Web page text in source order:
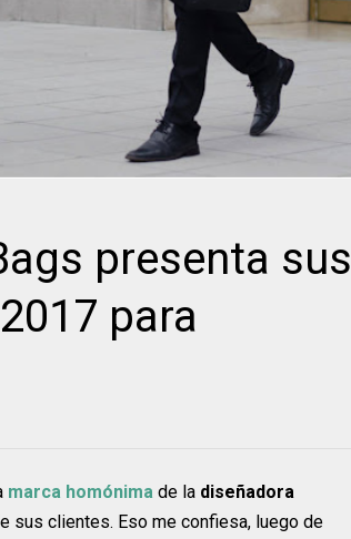
presenta sus
para
marca homónima de la diseñadora
sus clientes. Eso me confiesa, luego de